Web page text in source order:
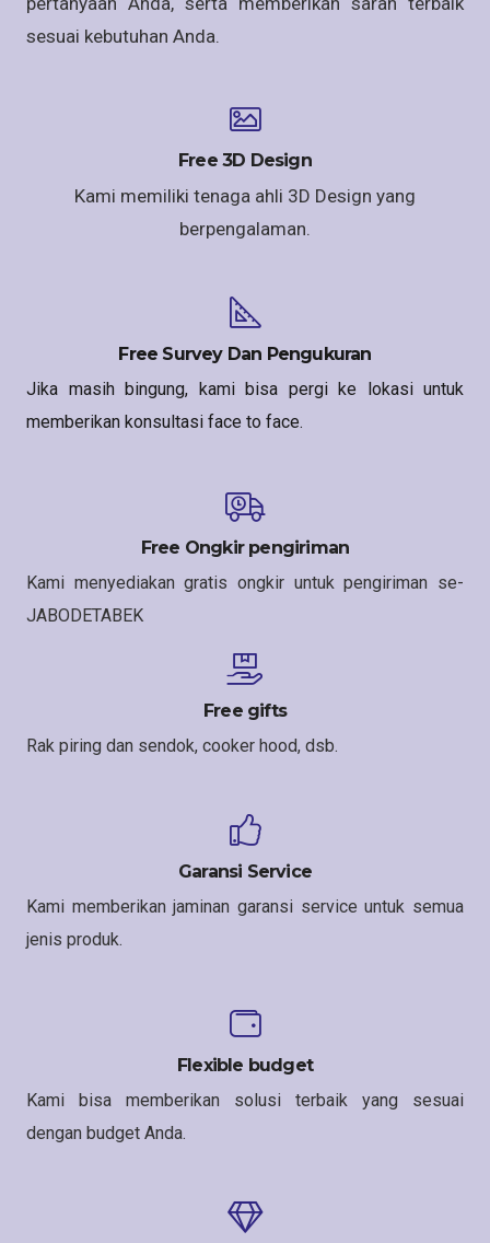
sesuai kebutuhan Anda.
Free 3D Design
Kami memiliki tenaga ahli 3D Design yang
berpengalaman.
Free Survey Dan Pengukuran
Jika masih bingung, kami bisa pergi ke lokasi untuk
memberikan konsultasi face to face.
Free Ongkir pengiriman
Kami menyediakan gratis ongkir untuk pengiriman se-
JABODETABEK
Free gifts
Rak piring dan sendok, cooker hood, dsb.
Garansi Service
Kami memberikan jaminan garansi service untuk semua
jenis produk.
Flexible budget
Kami bisa memberikan solusi terbaik yang sesuai
dengan budget Anda.